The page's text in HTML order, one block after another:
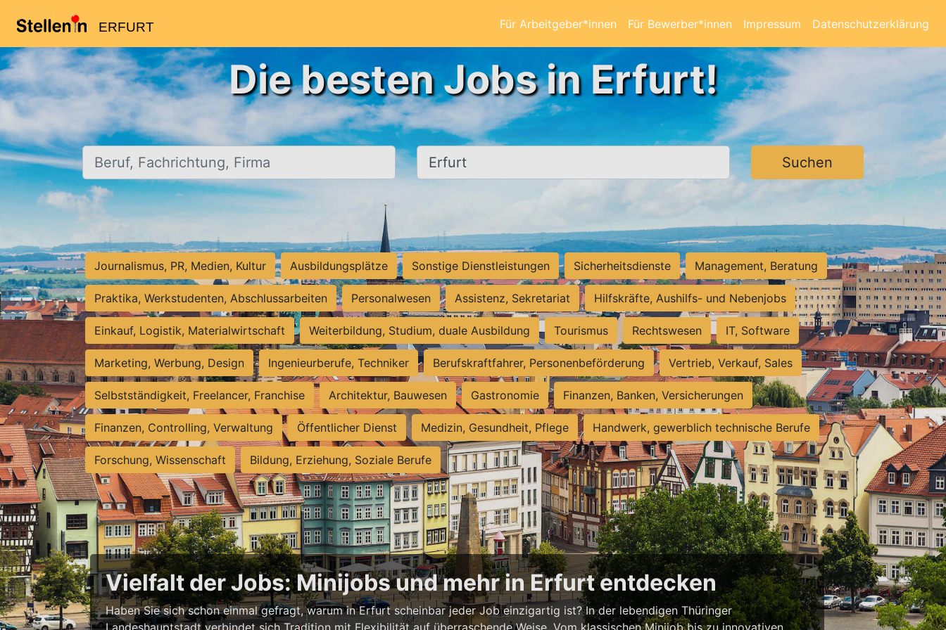
ERFURT Für Arbeitgeber*innen Für Bewerber*innen Impressum Datenschutzerklärung
Die besten Jobs in Erfurt!
Beruf, Fachrichtung, Firma Ort, Stadt Suchen
Journalismus, PR, Medien, Kultur Ausbildungsplätze Sonstige Dienstleistungen Sicherheitsdienste Management, Beratung
Praktika, Werkstudenten, Abschlussarbeiten Personalwesen Assistenz, Sekretariat Hilfskräfte, Aushilfs- und Nebenjobs
Einkauf, Logistik, Materialwirtschaft Weiterbildung, Studium, duale Ausbildung Tourismus Rechtswesen IT, Software
Marketing, Werbung, Design Ingenieurberufe, Techniker Berufskraftfahrer, Personenbeförderung Vertrieb, Verkauf, Sales
Selbstständigkeit, Freelancer, Franchise Architektur, Bauwesen Gastronomie Finanzen, Banken, Versicherungen
Finanzen, Controlling, Verwaltung Öffentlicher Dienst Medizin, Gesundheit, Pflege Handwerk, gewerblich technische Berufe
Forschung, Wissenschaft Bildung, Erziehung, Soziale Berufe
Vielfalt der Jobs: Minijobs und mehr in Erfurt entdecken
Haben Sie sich schon einmal gefragt, warum in Erfurt scheinbar jeder Job einzigartig ist? In der lebendigen Thüringer